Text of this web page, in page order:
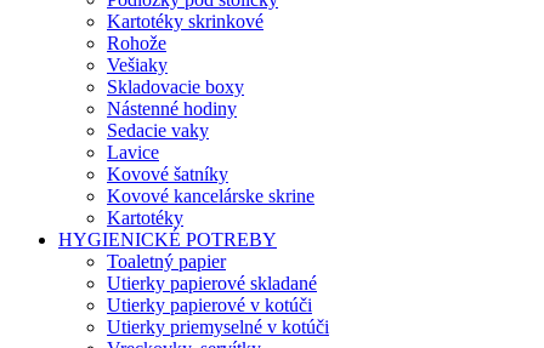
Kartotéky skrinkové
Rohože
Vešiaky
Skladovacie boxy
Nástenné hodiny
Sedacie vaky
Lavice
Kovové šatníky
Kovové kancelárske skrine
Kartotéky
HYGIENICKÉ POTREBY
Toaletný papier
Utierky papierové skladané
Utierky papierové v kotúči
Utierky priemyselné v kotúči